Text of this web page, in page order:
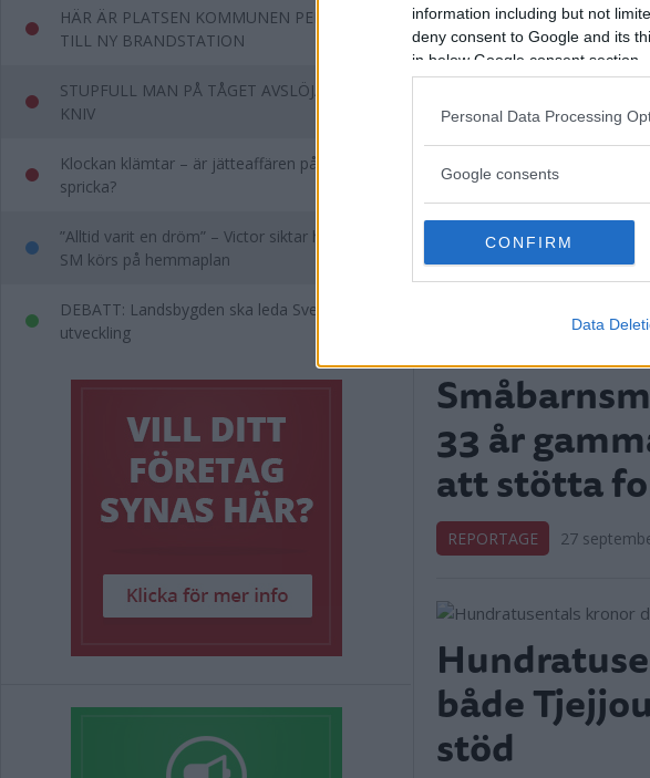
information including but not
deny consent to Google and its
in below Google consent section.
Personal Data Processing
Google consents
CONFIRM
Data
HÄR ÄR PLATSEN KOMMUNEN PEKAR UT
TILL NY BRANDSTATION
STUPFULL MAN PÅ TÅGET AVSLÖJADES MED
KNIV
Klockan klämtar – är jätteaffären på väg att
spricka?
”Alltid varit en dröm” – Victor siktar högt när
SM körs på hemmaplan
DEBATT: Landsbygden ska leda Sveriges
utveckling
33 år
att stötta
REPORTAGE 27
både
stöd